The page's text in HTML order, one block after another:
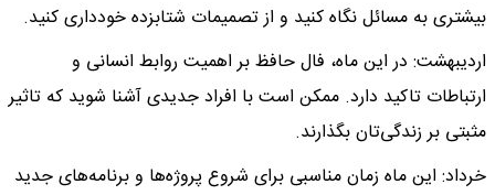
بیشتری به مسائل نگاه کنید و از تصمیمات شتابزده خودداری کنید.
اردیبهشت: در این ماه، فال حافظ بر اهمیت روابط انسانی و
ارتباطات تاکید دارد. ممکن است با افراد جدیدی آشنا شوید که تاثیر
مثبتی بر زندگی‌تان بگذارند.
خرداد: این ماه زمان مناسبی برای شروع پروژه‌ها و برنامه‌های جدید